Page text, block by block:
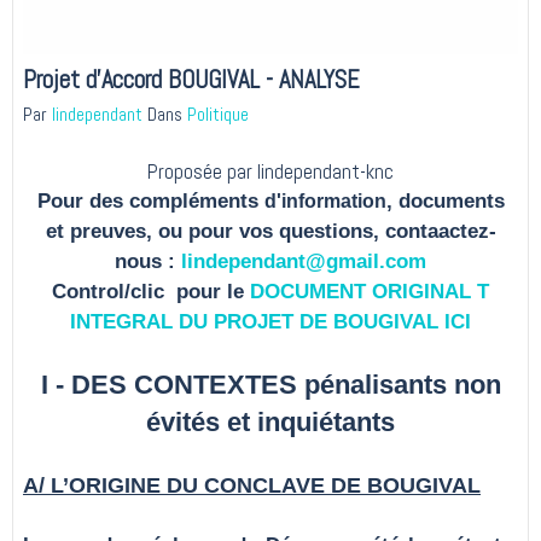
Projet d'Accord BOUGIVAL - ANALYSE
Par lindependant Dans Politique
Proposée par lindependant-knc
Pour des compléments d'information, documents
et preuves, ou pour vos questions, contaactez-
nous : lindependant@gmail.com
Control/clic pour le DOCUMENT ORIGINAL T
INTEGRAL DU PROJET DE BOUGIVAL ICI
I - DES CONTEXTES pénalisants non
évités et inquiétants
A/ L’ORIGINE DU CONCLAVE DE BOUGIVAL